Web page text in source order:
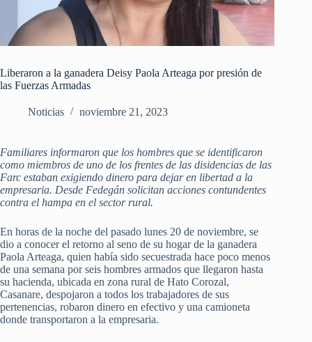
Liberaron a la ganadera Deisy Paola Arteaga por presión de
las Fuerzas Armadas
Noticias noviembre 21, 2023
Familiares informaron que los hombres que se identificaron
como miembros de uno de los frentes de las disidencias de las
Farc estaban exigiendo dinero para dejar en libertad a la
empresaria. Desde Fedegán solicitan acciones contundentes
contra el hampa en el sector rural.
En horas de la noche del pasado lunes 20 de noviembre, se
dio a conocer el retorno al seno de su hogar de la ganadera
Paola Arteaga, quien había sido secuestrada hace poco menos
de una semana por seis hombres armados que llegaron hasta
su hacienda, ubicada en zona rural de Hato Corozal,
Casanare, despojaron a todos los trabajadores de sus
pertenencias, robaron dinero en efectivo y una camioneta
donde transportaron a la empresaria.